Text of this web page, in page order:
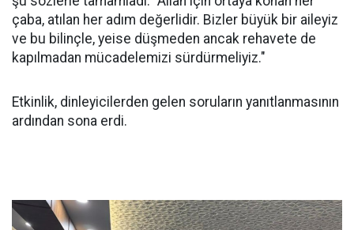
çaba, atılan her adım değerlidir. Bizler büyük bir aileyiz
ve bu bilinçle, yeise düşmeden ancak rehavete de
kapılmadan mücadelemizi sürdürmeliyiz."
Etkinlik, dinleyicilerden gelen soruların yanıtlanmasının
ardından sona erdi.